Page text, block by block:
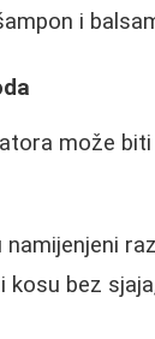
i
može
kosu bez